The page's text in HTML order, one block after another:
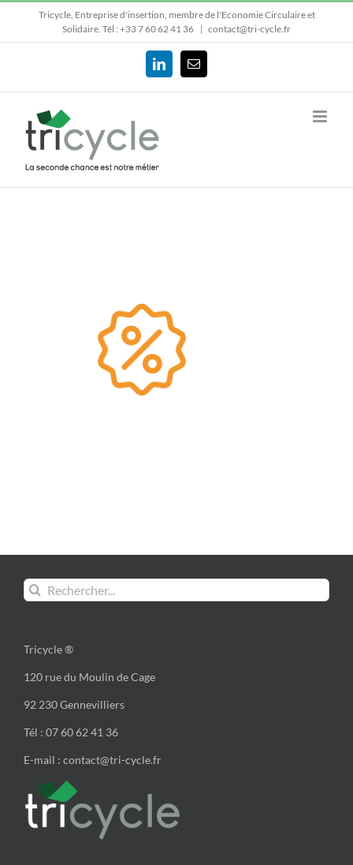
contenu
Tricycle, Entreprise d'insertion, membre de l'Economie Circulaire et
Solidaire. Tél : +33 7 60 62 41 36 | contact@tri-cycle.fr
LinkedInEmail
Rechercher:
Tricycle ®
120 rue du Moulin de Cage
92 230 Gennevilliers
Tél : 07 60 62 41 36
E-mail : contact@tri-cycle.fr